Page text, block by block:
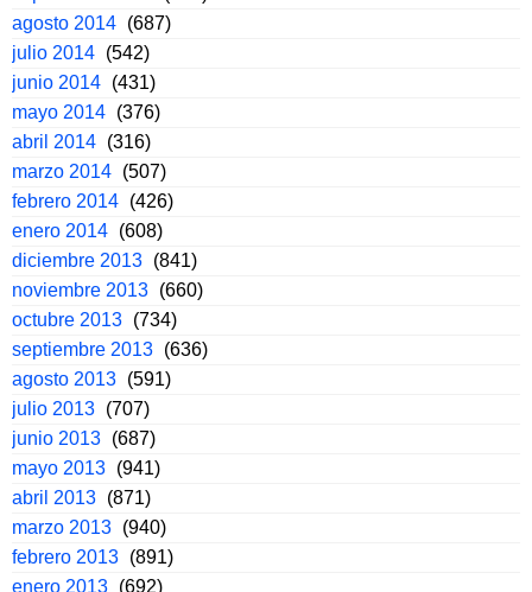
agosto 2014 (687)
julio 2014 (542)
junio 2014 (431)
mayo 2014 (376)
abril 2014 (316)
marzo 2014 (507)
febrero 2014 (426)
enero 2014 (608)
diciembre 2013 (841)
noviembre 2013 (660)
octubre 2013 (734)
septiembre 2013 (636)
agosto 2013 (591)
julio 2013 (707)
junio 2013 (687)
mayo 2013 (941)
abril 2013 (871)
marzo 2013 (940)
febrero 2013 (891)
enero 2013 (692)